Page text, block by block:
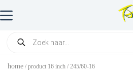
home / product 16 inch / 245/60-16